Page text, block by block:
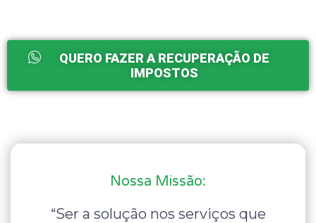
QUERO FAZER A RECUPERAÇÃO DE
IMPOSTOS
Nossa Missão:
“Ser a solução nos serviços que